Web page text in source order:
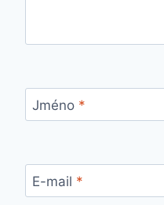
Jméno *
E-mail *